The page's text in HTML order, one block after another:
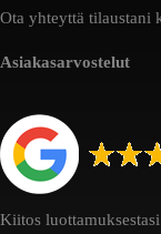
Ota yhteyttä tilaustani
Asiakasarvostelut
Kiitos